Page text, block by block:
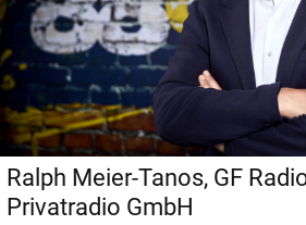
Ralph Meier-Tanos, GF
Privatradio GmbH